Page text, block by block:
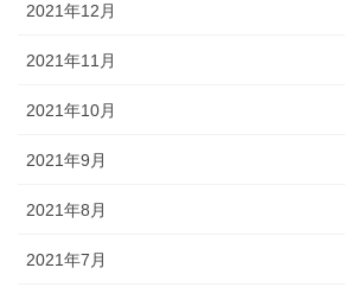
2021年12月
2021年11月
2021年10月
2021年9月
2021年8月
2021年7月